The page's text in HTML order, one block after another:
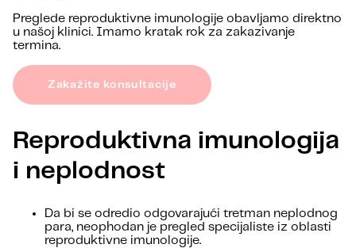
Preglede reproduktivne imunologije obavljamo direktno
u našoj klinici. Imamo kratak rok za zakazivanje
termina.
Zakažite konsultacije
Reproduktivna imunologija
i neplodnost
Da bi se odredio odgovarajući tretman neplodnog
para, neophodan je pregled specijaliste iz oblasti
reproduktivne imunologije.